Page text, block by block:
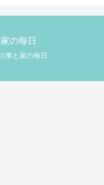
の毎日
車と家の毎日.